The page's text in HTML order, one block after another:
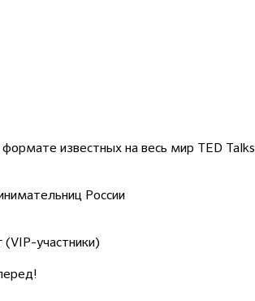
известных на весь мир TED Talks
России
(VIP-участники)